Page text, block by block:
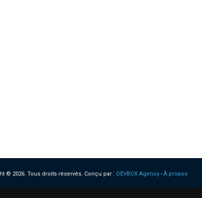
© 2026. Tous droits réservés. Conçu par : DEVBOX Agency- À propos